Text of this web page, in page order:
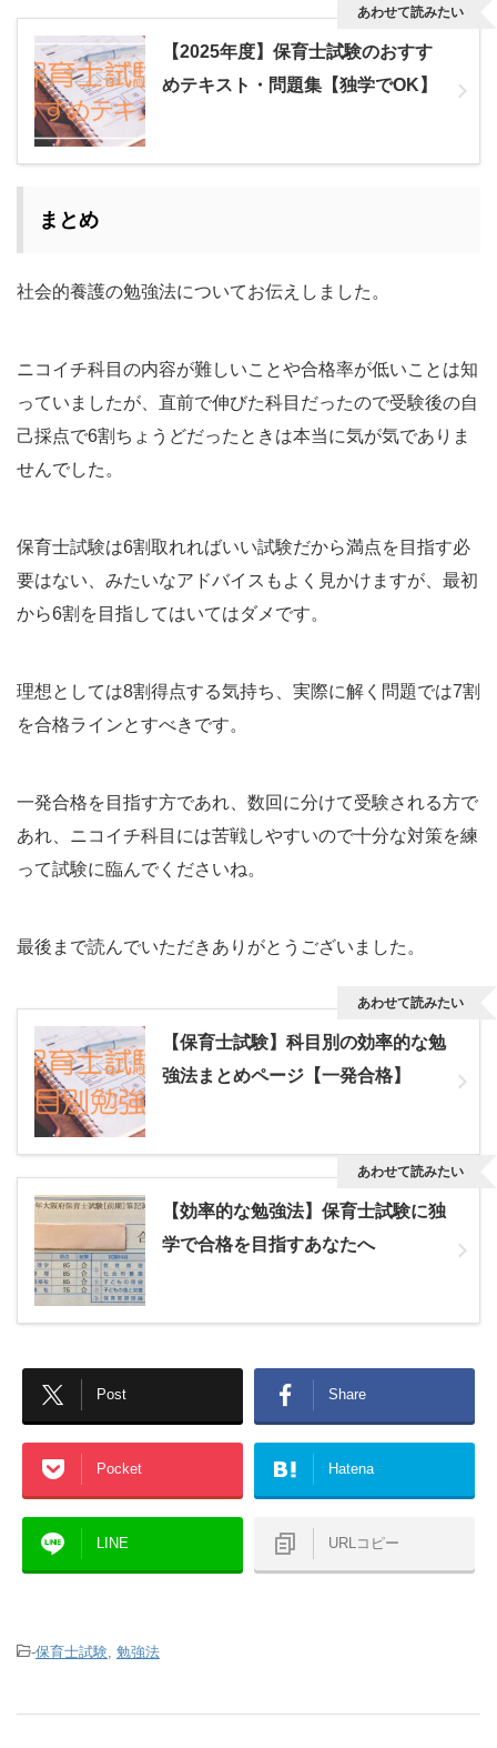
【2025年度】保育士試験のおすす
めテキスト・問題集【独学でOK】
あわせて読みたい
まとめ
社会的養護の勉強法についてお伝えしました。
ニコイチ科目の内容が難しいことや合格率が低いことは知
っていましたが、直前で伸びた科目だったので受験後の自
己採点で6割ちょうどだったときは本当に気が気でありま
せんでした。
保育士試験は6割取れればいい試験だから満点を目指す必
要はない、みたいなアドバイスもよく見かけますが、最初
から6割を目指してはいてはダメです。
理想としては8割得点する気持ち、実際に解く問題では7割
を合格ラインとすべきです。
一発合格を目指す方であれ、数回に分けて受験される方で
あれ、ニコイチ科目には苦戦しやすいので十分な対策を練
って試験に臨んでくださいね。
最後まで読んでいただきありがとうございました。
【保育士試験】科目別の効率的な勉
強法まとめページ【一発合格】
あわせて読みたい
【効率的な勉強法】保育士試験に独
学で合格を目指すあなたへ
あわせて読みたい
Post Share
Pocket Hatena
LINE URLコピー
-保育士試験, 勉強法